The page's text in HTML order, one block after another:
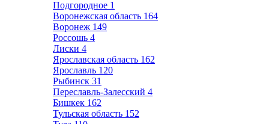
Подгородное 1
Воронежская область 164
Воронеж 149
Россошь 4
Лиски 4
Ярославская область 162
Ярославль 120
Рыбинск 31
Переславль-Залесский 4
Бишкек 162
Тульская область 152